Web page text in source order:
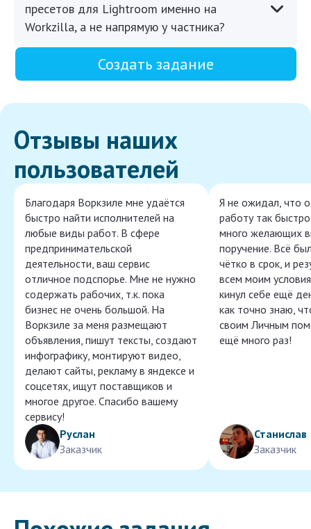
пресетов для Lightroom именно на
Workzilla, а не напрямую у частника?
Создать задание
Отзывы наших
пользователей
Благодаря Воркзиле мне удаётся
быстро найти исполнителей на
любые виды работ. В сфере
предпринимательской
деятельности, ваш сервис
отличное подспорье. Мне не нужно
содержать рабочих, т.к. пока
бизнес не очень большой. На
Воркзиле за меня размещают
объявления, пишут тексты, создают
инфографику, монтируют видео,
делают сайты, рекламу в яндексе и
соцсетях, ищут поставщиков и
многое другое. Спасибо вашему
сервису!
Руслан
Заказчик
Я не ожидал, что
работу так
много желающих
поручение. Всё
чётко в срок, и
всем моим
кинул себе ещё
как точно знаю,
своим Личным
ещё много раз!
Станислав
Заказчик